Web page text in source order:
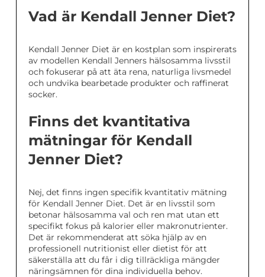
Vad är Kendall Jenner Diet?
Kendall Jenner Diet är en kostplan som inspirerats
av modellen Kendall Jenners hälsosamma livsstil
och fokuserar på att äta rena, naturliga livsmedel
och undvika bearbetade produkter och raffinerat
socker.
Finns det kvantitativa
mätningar för Kendall
Jenner Diet?
Nej, det finns ingen specifik kvantitativ mätning
för Kendall Jenner Diet. Det är en livsstil som
betonar hälsosamma val och ren mat utan ett
specifikt fokus på kalorier eller makronutrienter.
Det är rekommenderat att söka hjälp av en
professionell nutritionist eller dietist för att
säkerställa att du får i dig tillräckliga mängder
näringsämnen för dina individuella behov.